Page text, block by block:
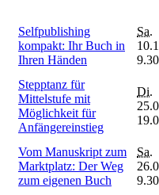
Selfpublishing
kompakt: Ihr Buch in
Ihren Händen
Sa.
Stepptanz für
Mittelstufe mit
Möglichkeit für
Anfängereinstieg
Di.
Vom Manuskript zum
Marktplatz: Der Weg
zum eigenen Buch
Sa.